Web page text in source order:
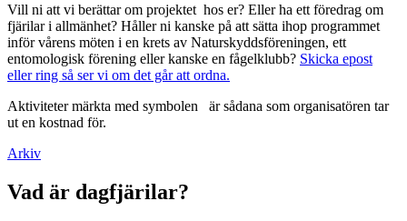
Vill ni att vi berättar om projektet hos er? Eller ha ett föredrag om
fjärilar i allmänhet? Håller ni kanske på att sätta ihop programmet
inför vårens möten i en krets av Naturskyddsföreningen, ett
entomologisk förening eller kanske en fågelklubb? Skicka epost
eller ring så ser vi om det går att ordna.
Aktiviteter märkta med symbolen
är sådana som organisatören tar
ut en kostnad för.
Arkiv
Vad är dagfjärilar?